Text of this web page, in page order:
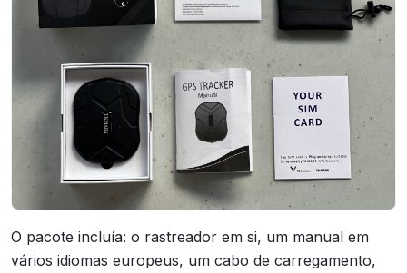
O pacote incluía: o rastreador em si, um manual em
vários idiomas europeus, um cabo de carregamento,